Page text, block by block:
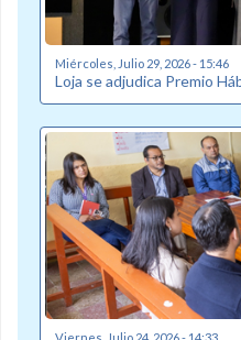
Miércoles, Julio 29, 2026 - 15:46
Loja se adjudica Premio